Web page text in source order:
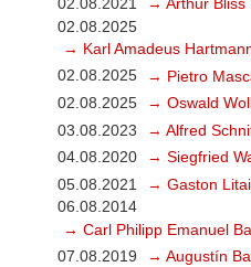
02.08.2021
→ Arthur Bliss
02.08.2025
→ Karl Amadeus
02.08.2025
→ Pietro
02.08.2025
→ Oswald
03.08.2023
→ Alfred
04.08.2020
→ Siegfried
05.08.2021
→ Gaston
06.08.2014
→ Carl Philipp Emanuel
07.08.2019
→ Augustín